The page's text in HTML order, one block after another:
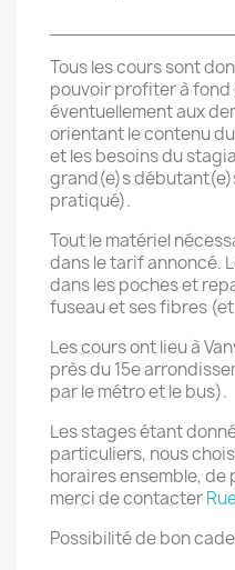
Tous les cours sont
pouvoir profiter à
éventuellement aux
orientant le contenu
et les besoins du
grand(e)s
pratiqué).
Tout le matériel
dans le tarif annoncé.
dans les poches et
fuseau et ses fibres
Les cours ont lieu à
près du 15e
par le métro et le bus).
Les stages étant
particuliers, nous
horaires ensemble, de
merci de contacter
Possibilité de bon